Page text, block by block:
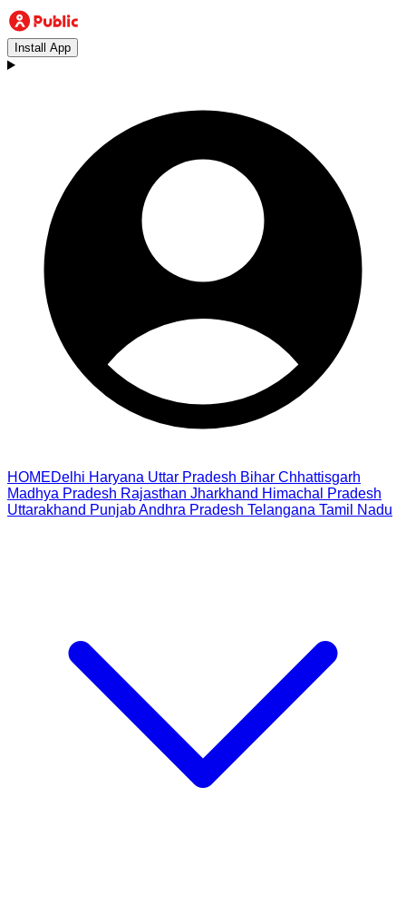
Install App
HOMEDelhi Haryana Uttar Pradesh Bihar Chhattisgarh
Madhya Pradesh Rajasthan Jharkhand Himachal Pradesh
Uttarakhand PunjabAndhra Pradesh Telangana Tamil Nadu